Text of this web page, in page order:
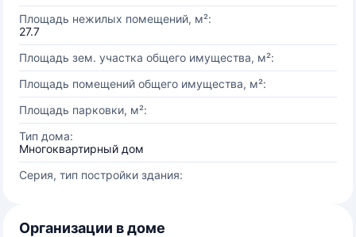
Площадь нежилых помещений, м²:
27.7
Площадь зем. участка общего имущества, м²:
Площадь помещений общего имущества, м²:
Площадь парковки, м²:
Тип дома:
Многоквартирный дом
Серия, тип постройки здания:
Организации в доме